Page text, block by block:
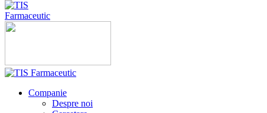
Companie
Despre noi